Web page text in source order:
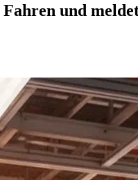
und